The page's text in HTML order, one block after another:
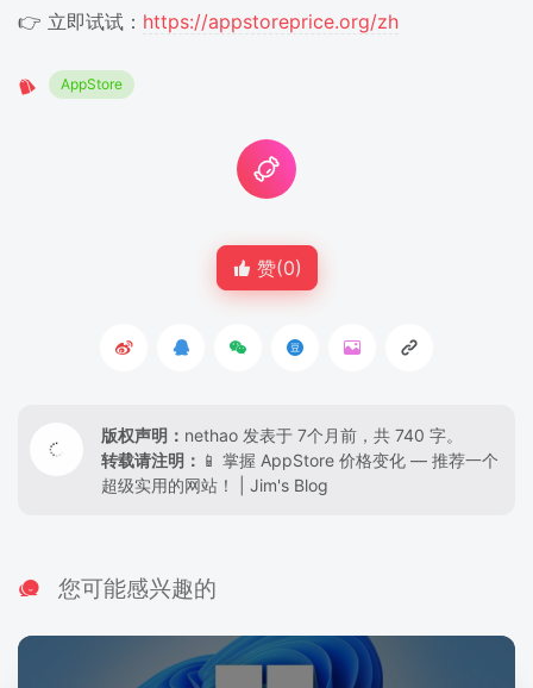
👉 立即试试： https://appstoreprice.org/zh
AppStore
赞(0)
版权声明： nethao 发表于 7个月前，共 740 字。
转载请注明： 📱 掌握 AppStore 价格变化 — 推荐一个
超级实用的网站！ | Jim's Blog
您可能感兴趣的